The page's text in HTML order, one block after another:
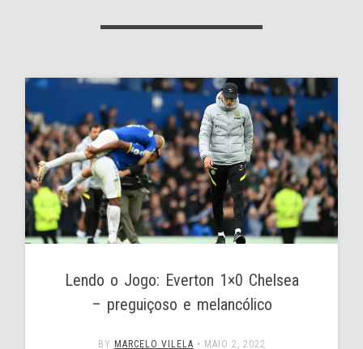
Lendo o Jogo: Everton 1×0 Chelsea
– preguiçoso e melancólico
BY MARCELO VILELA • MAIO 2, 2022